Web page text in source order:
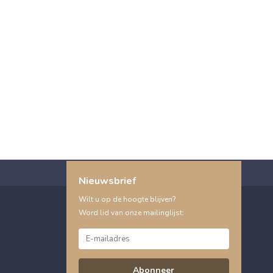
Nieuwsbrief
Wilt u op de hoogte blijven?
Word lid van onze mailinglijst:
Abonneer